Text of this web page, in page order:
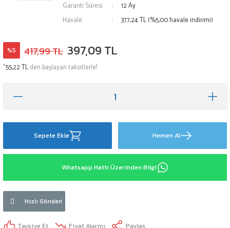
Garanti Süresi
12 Ay
Havale
377,24 TL (%5,00 havale indirimi)
%5 417,99 TL 397,09 TL
*55,22 TLden başlayan taksitlerle!
Sepete Ekle Hemen Al
Whatsapp Hattı Üzerinden Bilgi
Hızlı Gönderi
Tavsiye Et Fiyat Alarmı Paylaş